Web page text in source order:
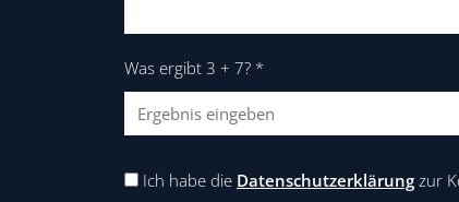
Was ergibt 3 + 7? *
Ich habe die Datenschutzerklärung zur